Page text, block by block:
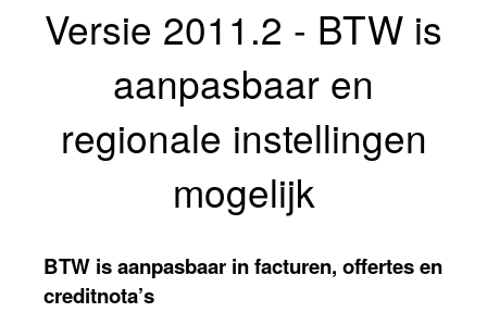
Versie 2011.2 - BTW is
aanpasbaar en
regionale instellingen
mogelijk
BTW is aanpasbaar in facturen, offertes en
creditnota’s